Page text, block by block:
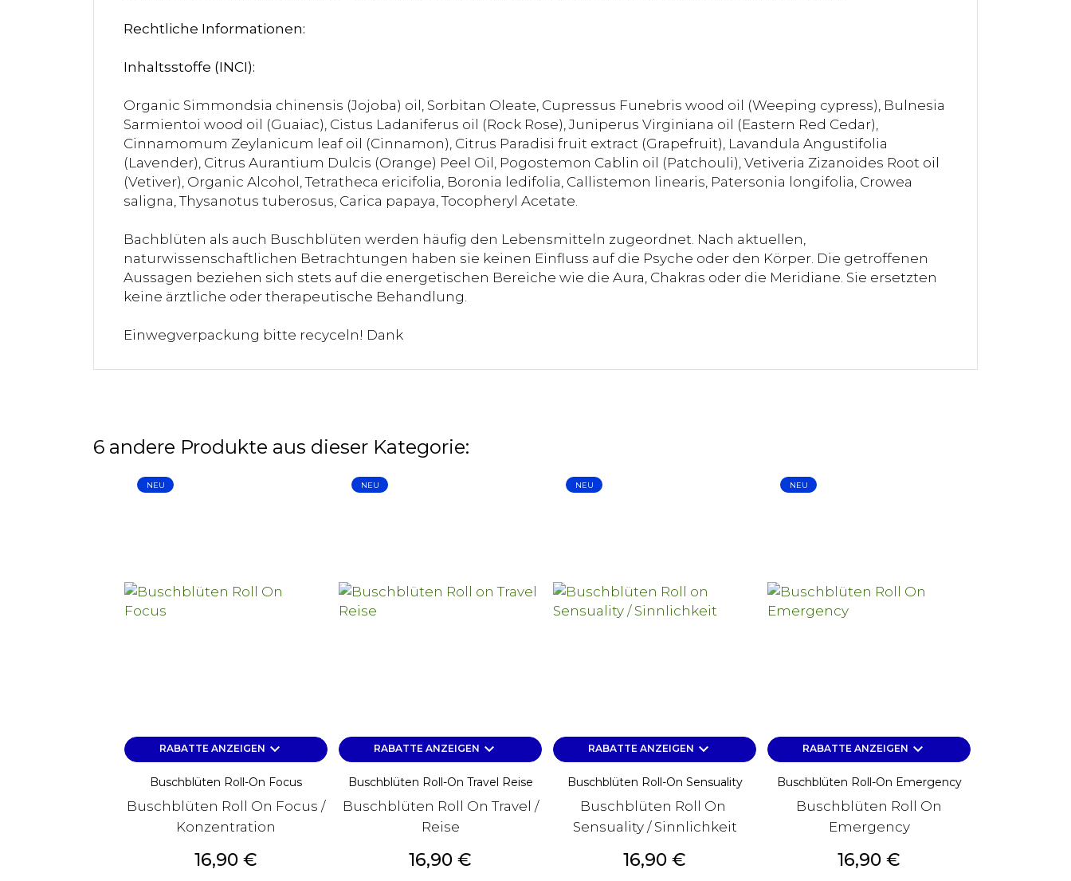
Rechtliche Informationen:
Inhaltsstoffe (INCI):
Organic Simmondsia chinensis (Jojoba) oil, Sorbitan Oleate, Cupressus Funebris wood oil (Weeping cypress), Bulnesia
Sarmientoi wood oil (Guaiac), Cistus Ladaniferus oil (Rock Rose), Juniperus Virginiana oil (Eastern Red Cedar),
Cinnamomum Zeylanicum leaf oil (Cinnamon), Citrus Paradisi fruit extract (Grapefruit), Lavandula Angustifolia
(Lavender), Citrus Aurantium Dulcis (Orange) Peel Oil, Pogostemon Cablin oil (Patchouli), Vetiveria Zizanoides Root oil
(Vetiver), Organic Alcohol, Tetratheca ericifolia, Boronia ledifolia, Callistemon linearis, Patersonia longifolia, Crowea
saligna, Thysanotus tuberosus, Carica papaya, Tocopheryl Acetate.
Bachblüten als auch Buschblüten werden häufig den Lebensmitteln zugeordnet. Nach aktuellen,
naturwissenschaftlichen Betrachtungen haben sie keinen Einfluss auf die Psyche oder den Körper. Die getroffenen
Aussagen beziehen sich stets auf die energetischen Bereiche wie die Aura, Chakras oder die Meridiane. Sie ersetzten
keine ärztliche oder therapeutische Behandlung.
Einwegverpackung bitte recyceln! Dank
6 andere Produkte aus dieser Kategorie:
RABATTE ANZEIGEN keyboard_arrow_down
Buschblüten Roll-On Focus
Buschblüten Roll On Focus /
Konzentration
Preis
16,90 €
NEU
RABATTE ANZEIGEN keyboard_arrow_down
Buschblüten Roll-On Travel Reise
Buschblüten Roll On Travel /
Reise
Preis
16,90 €
NEU
RABATTE ANZEIGEN keyboard_arrow_down
Buschblüten Roll-On Sensuality
Buschblüten Roll On
Sensuality / Sinnlichkeit
Preis
16,90 €
NEU
RABATTE ANZEIGEN keyboard_arrow_down
Buschblüten Roll-On Emergency
Buschblüten Roll On
Emergency
Preis
16,90 €
NEU